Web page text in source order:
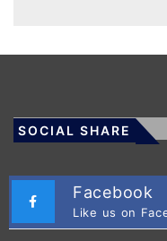
SOCIAL SHARE
Facebook
Like us on